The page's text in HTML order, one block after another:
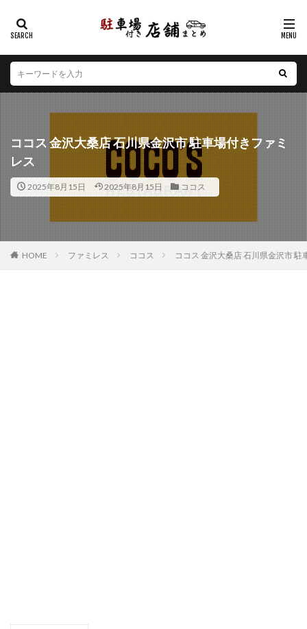
ココス 金沢大桑店 石川県金沢市 駐車場付きファミ
レス
2025年8月15日 2025年8月15日 ココス
HOME ファミレス ココス ココス 金沢大桑店 石川県金沢市 駐
カテゴリー
エリア
北海道 青森県 岩手県 宮城県
秋田県
山形県
福島県 茨城県 栃木県
群馬県
埼玉県
千葉県 東京都 神奈川県
新潟県
山梨県
長野県 富山県 石川県
福井県
岐阜県
静岡県 愛知県 三重県
滋賀県
京都府
大阪府 兵庫県 奈良県
和歌山県
鳥取県
島根県 岡山県 広島県
山口県
徳島県
香川県 愛媛県 高知県
福岡県
佐賀県
長崎県 熊本県 大分県
宮崎県